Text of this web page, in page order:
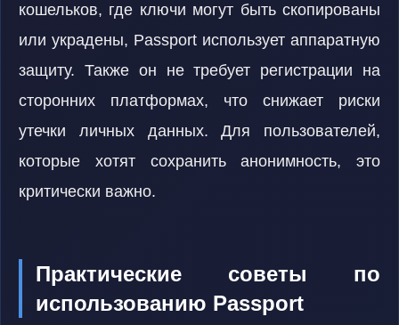
кошельков, где ключи могут быть скопированы
или украдены, Passport использует аппаратную
защиту. Также он не требует регистрации на
сторонних платформах, что снижает риски
утечки личных данных. Для пользователей,
которые хотят сохранить анонимность, это
критически важно.
Практические советы по
использованию Passport